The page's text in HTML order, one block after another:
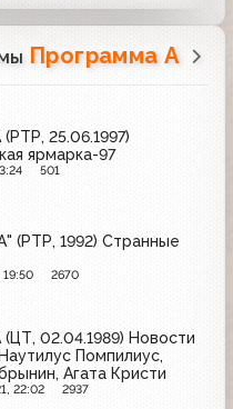
Программа А
25.06.1997)
ярмарка-97
501
(РТР, 1992) Странные
2670
02.04.1989) Новости
Помпилиус,
Агата Кристи
22:02 2937